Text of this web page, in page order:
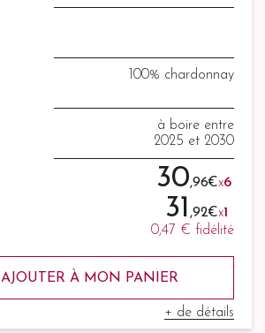
100% chardonnay
à boire entre
2025 et 2030
30,96 €x6
31,92 €x1
0,47 € fidélité
AJOUTER À MON PANIER
+ de détails